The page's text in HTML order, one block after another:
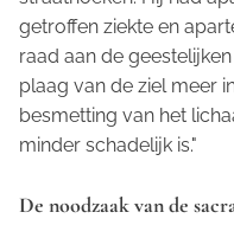
getroffen ziekte en
raad aan de
plaag van de ziel meer
besmetting van het
minder schadelijk is."
De noodzaak van de